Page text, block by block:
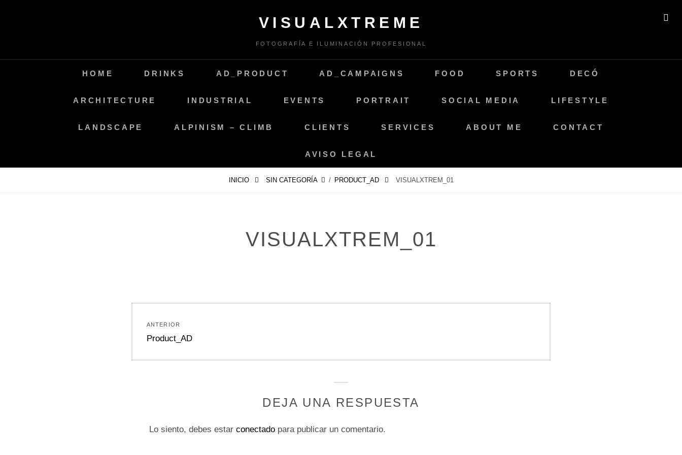
VISUALXTREME
FOTOGRAFÍA E ILUMINACIÓN PROFESIONAL
HOME DRINKS AD_PRODUCT AD_CAMPAIGNS FOOD SPORTS DECÓ
ARCHITECTURE INDUSTRIAL EVENTS PORTRAIT SOCIAL MEDIA LIFESTYLE
LANDSCAPE ALPINISM – CLIMB CLIENTS SERVICES ABOUT ME CONTACT
AVISO LEGAL
INICIO SIN CATEGORÍA / PRODUCT_AD VISUALXTREM_01
VISUALXTREM_01
de
entradas
ANTERIOR
Entrada
Product_AD
DEJA UNA RESPUESTA
Lo siento, debes estar conectado para publicar un comentario.